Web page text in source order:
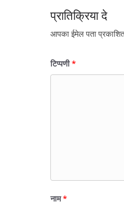
प्रातिक्रिया दे
आपका ईमेल पता प्रकाशित
टिप्पणी*
नाम*